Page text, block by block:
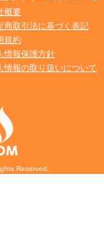
概要
商取引法に基づく表記
規約
情報保護方針
情報の取り扱いについて
Reserved.